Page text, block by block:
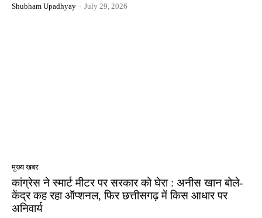
Shubham Upadhyay - July 29, 2026
मुख्य खबर
कांग्रेस ने स्मार्ट मीटर पर सरकार को घेरा : अनीस खान बोले-
केंद्र कह रहा ऑप्शनल, फिर छत्तीसगढ़ में किस आधार पर
अनिवार्य